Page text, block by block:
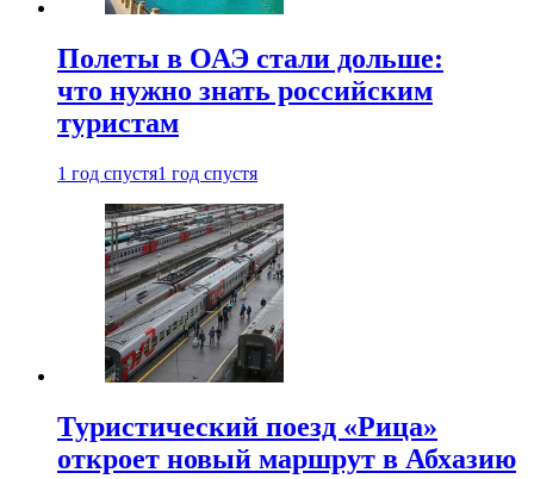
Полеты в ОАЭ стали дольше:
что нужно знать российским
туристам
1 год спустя1 год спустя
Туристический поезд «Рица»
откроет новый маршрут в Абхазию